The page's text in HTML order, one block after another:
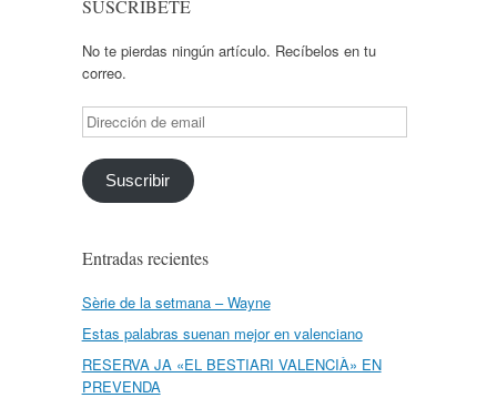
SUSCRÍBETE
No te pierdas ningún artículo. Recíbelos en tu
correo.
Dirección
de
email
Suscribir
Entradas recientes
Sèrie de la setmana – Wayne
Estas palabras suenan mejor en valenciano
RESERVA JA «EL BESTIARI VALENCIÀ» EN
PREVENDA